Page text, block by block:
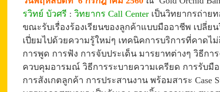
รวิทย์ บัวศรี : วิทยากร Call Center เป็นวิทยากรถ่าย
ขณะรับเรื่องร้องเรียนของลูกค้าแบบมืออาชีพ เปลี่ย
เปี่ยมไปด้วยความรู้ใหม่ๆ เทคนิคการบริการที่คาดไ
การพูด การฟัง การจับประเด็น มารยาทต่างๆ วิธีกา
ควบคุมอารมณ์ วิธีการระบายความเครียด การรับมื
การสังเกตลูกค้า การประสานงาน พร้อมสาระ Case